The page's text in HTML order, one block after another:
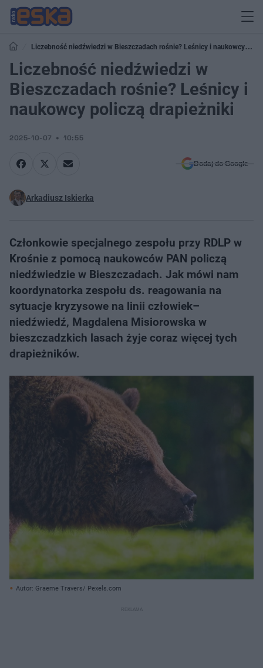
Liczebność niedźwiedzi w Bieszczadach rośnie? Leśnicy i naukowcy
policzą drapieżniki
Liczebność niedźwiedzi w
Bieszczadach rośnie? Leśnicy i
naukowcy policzą drapieżniki
2025-10-07 10:55
Dodaj do Google
Arkadiusz Iskierka
Członkowie specjalnego zespołu przy RDLP w
Krośnie z pomocą naukowców PAN policzą
niedźwiedzie w Bieszczadach. Jak mówi nam
koordynatorka zespołu ds. reagowania na
sytuacje kryzysowe na linii człowiek–
niedźwiedź, Magdalena Misiorowska w
bieszczadzkich lasach żyje coraz więcej tych
drapieżników.
Autor: Graeme Travers/ Pexels.com